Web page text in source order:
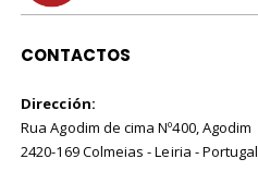
CONTACTOS
Dirección:
Rua Agodim de cima Nº400, Agodim
2420-169 Colmeias - Leiria - Portugal